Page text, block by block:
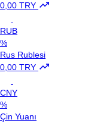
0,00 TRY
RUB
%
Rus Rublesi
0,00 TRY
CNY
%
Çin Yuanı